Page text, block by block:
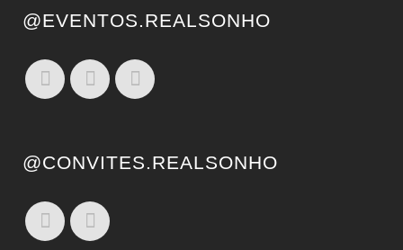
@EVENTOS.REALSONHO
@CONVITES.REALSONHO